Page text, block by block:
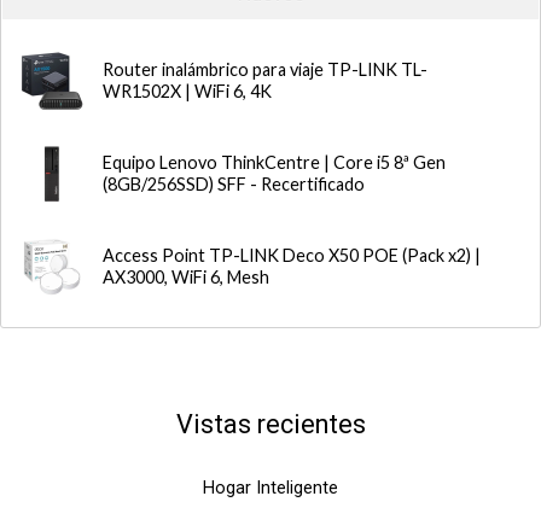
Router inalámbrico para viaje TP-LINK TL-
WR1502X | WiFi 6, 4K
Equipo Lenovo ThinkCentre | Core i5 8ª Gen
(8GB/256SSD) SFF - Recertificado
Access Point TP-LINK Deco X50 POE (Pack x2) |
AX3000, WiFi 6, Mesh
Vistas recientes
Hogar Inteligente